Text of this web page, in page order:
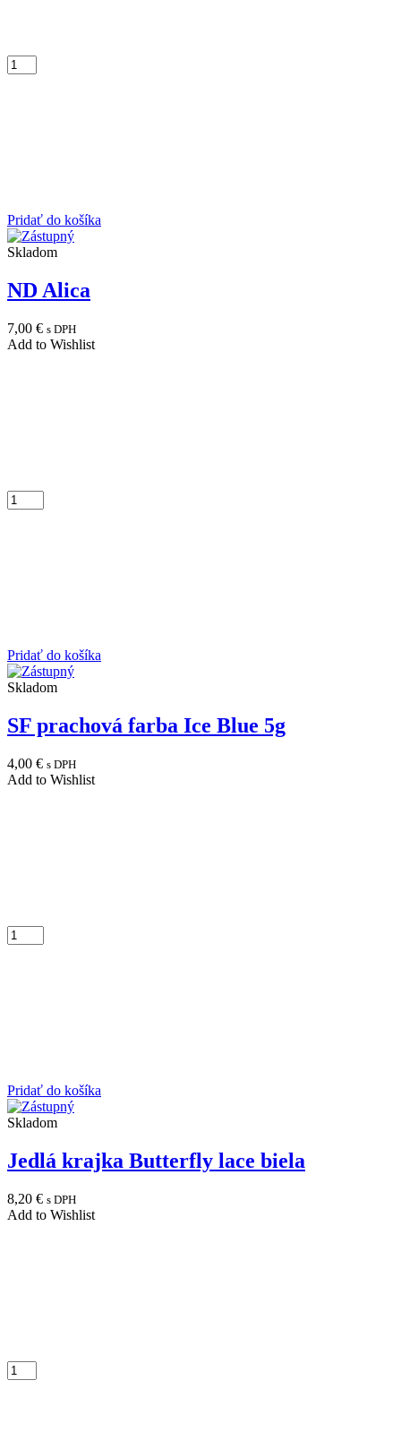
Pridať do košíka
Skladom
ND Alica
7,00 € s DPH
Add to Wishlist
Pridať do košíka
Skladom
SF prachová farba Ice Blue 5g
4,00 € s DPH
Add to Wishlist
Pridať do košíka
Skladom
Jedlá krajka Butterfly lace biela
8,20 € s DPH
Add to Wishlist